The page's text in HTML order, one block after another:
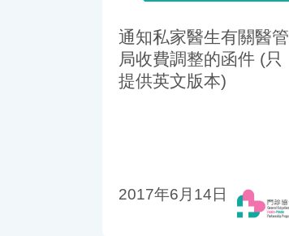
通知私家醫生有關醫管
局收費調整的函件 (只
提供英文版本)
2017年6月14日